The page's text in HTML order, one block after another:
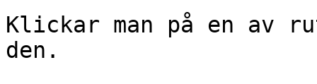
Klickar man på en av
den.